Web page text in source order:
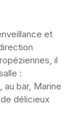
et
il
:
au bar, Marine
délicieux